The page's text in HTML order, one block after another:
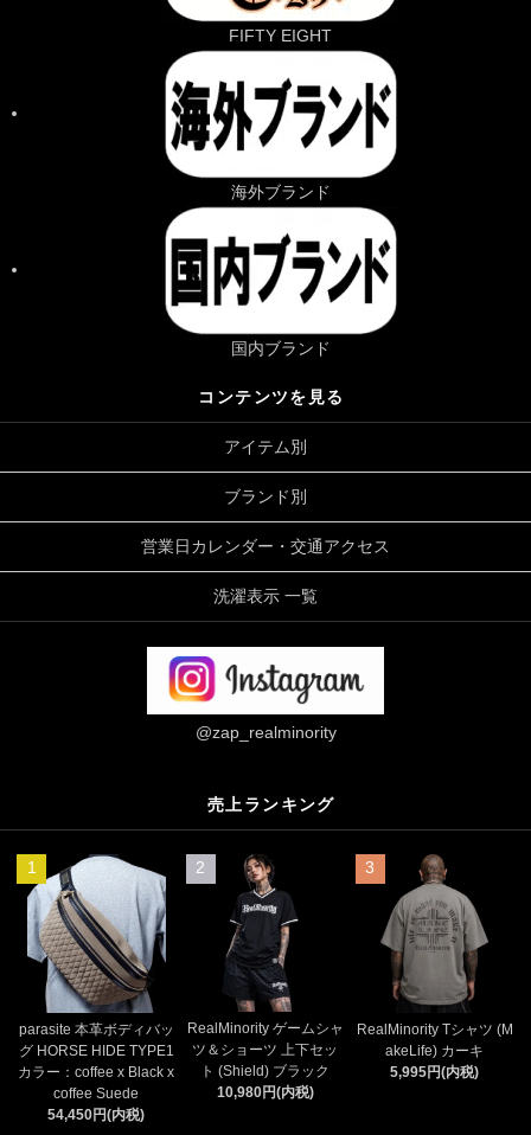
FIFTY EIGHT
海外ブランド
国内ブランド
コンテンツを見る
アイテム別
ブランド別
営業日カレンダー・交通アクセス
洗濯表示 一覧
@zap_realminority
売上ランキング
1
parasite 本革ボディバッ
グ HORSE HIDE TYPE1
カラー：coffee x Black x
coffee Suede
54,450円(内税)
2
RealMinority ゲームシャ
ツ＆ショーツ 上下セッ
ト (Shield) ブラック
10,980円(内税)
3
RealMinority Tシャツ (M
akeLife) カーキ
5,995円(内税)